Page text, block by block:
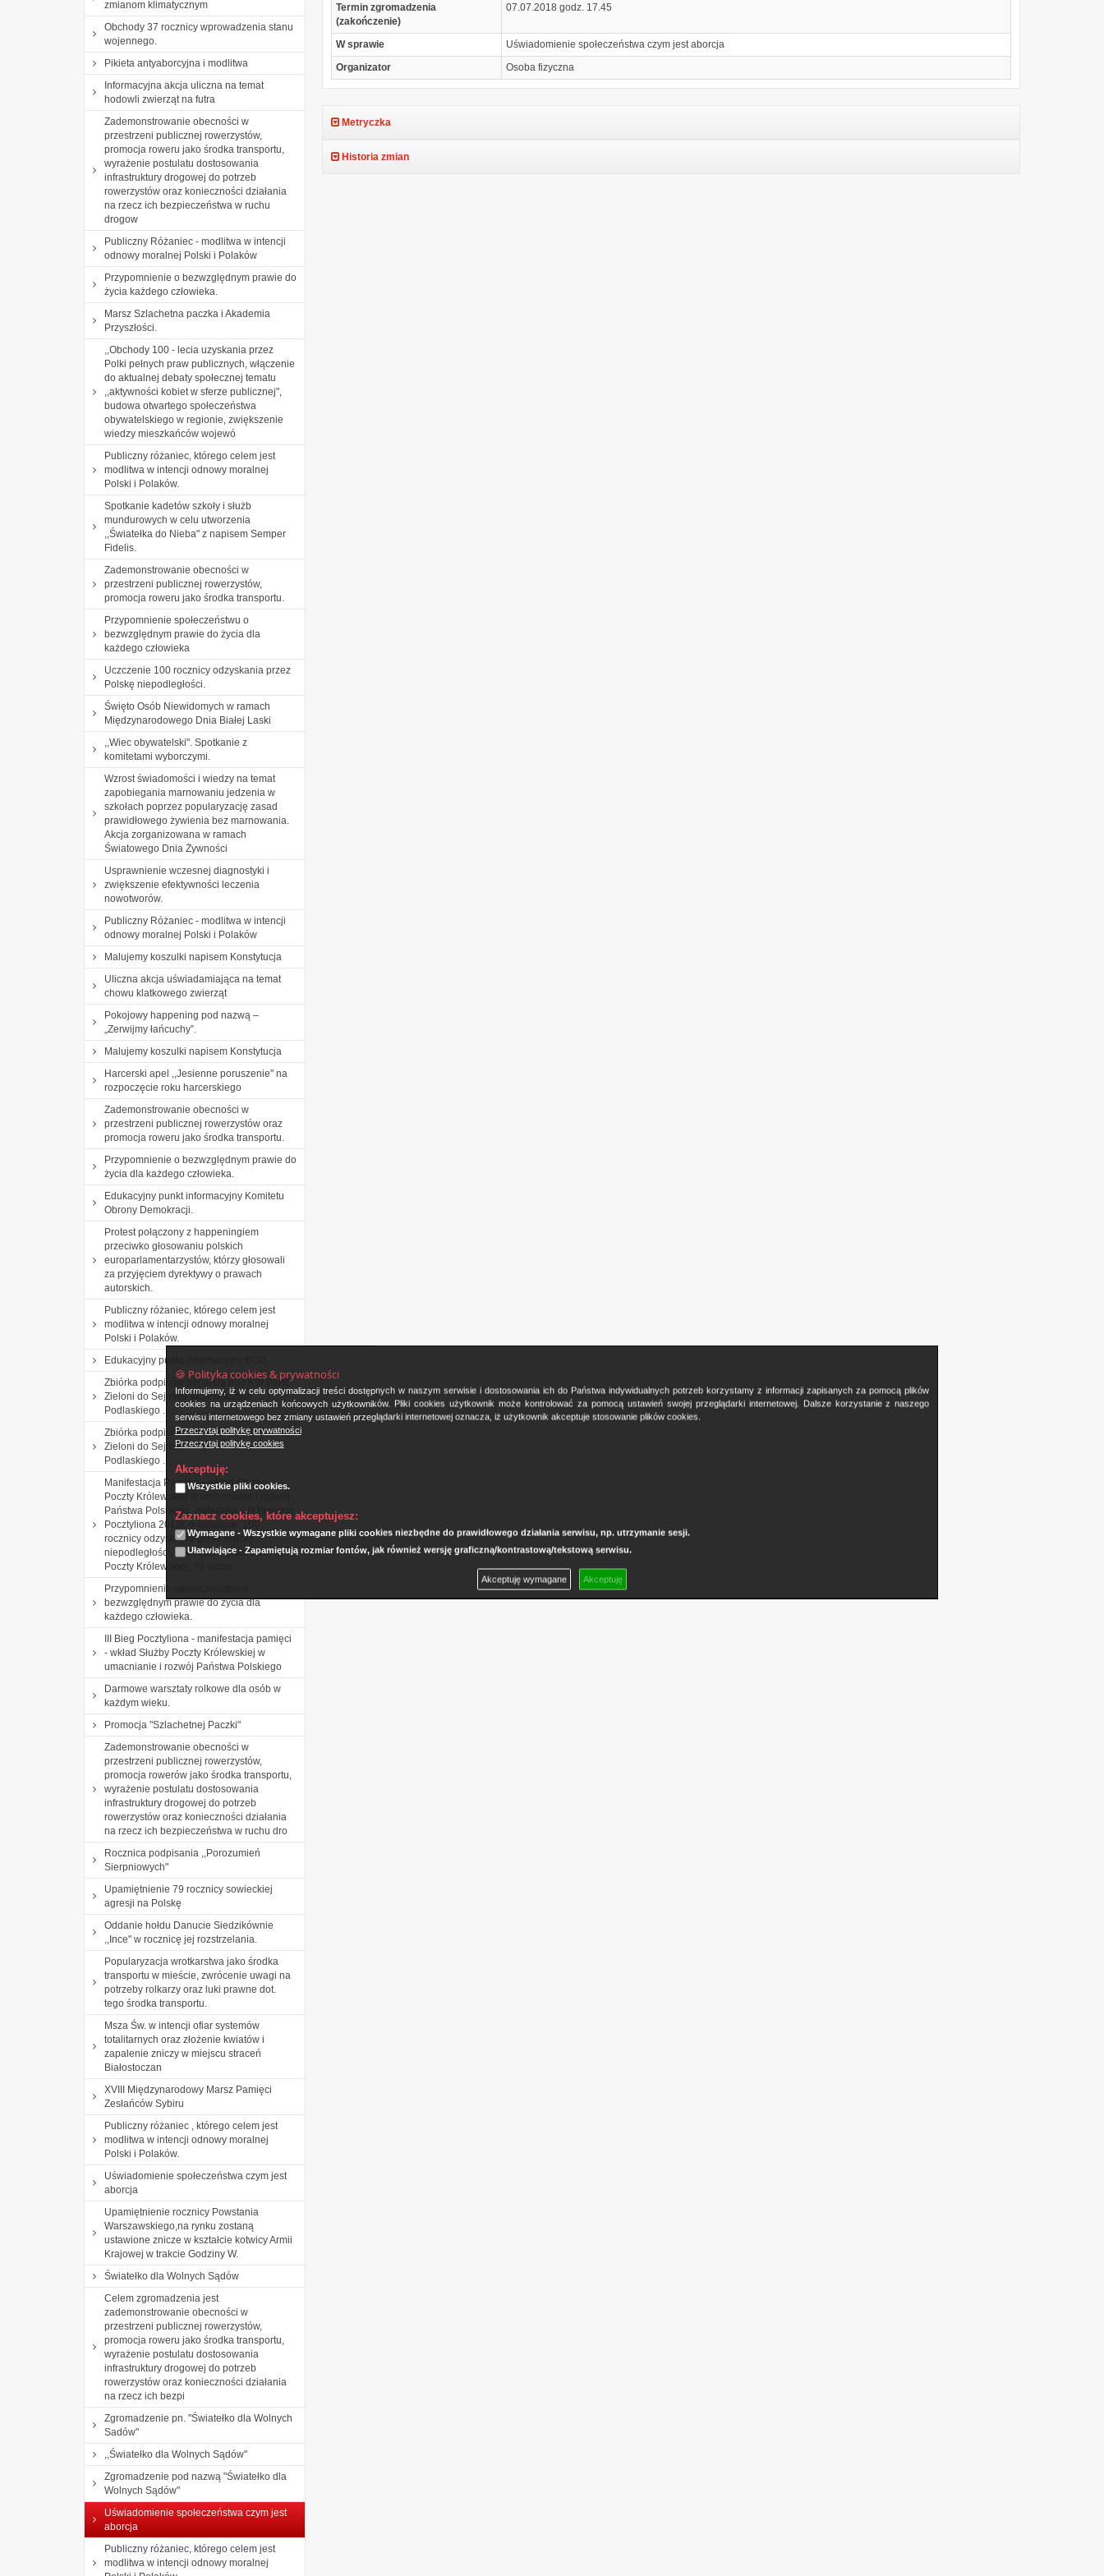
🍪 Polityka cookies & prywatności
Informujemy, iż w celu optymalizacji treści dostępnych w naszym serwisie i dostosowania ich do Państwa indywidualnych potrzeb korzystamy z informacji zapisanych za pomocą plików
cookies na urządzeniach końcowych użytkowników. Pliki cookies użytkownik może kontrolować za pomocą ustawień swojej przeglądarki internetowej. Dalsze korzystanie z naszego
serwisu internetowego bez zmiany ustawień przeglądarki internetowej oznacza, iż użytkownik akceptuje stosowanie plików cookies.
Przeczytaj politykę prywatności
Przeczytaj politykę cookies
Akceptuję:
Wszystkie pliki cookies.
Zaznacz cookies, które akceptujesz:
Wymagane - Wszystkie wymagane pliki cookies niezbędne do prawidłowego działania serwisu, np. utrzymanie sesji.
Ułatwiające - Zapamiętują rozmiar fontów, jak również wersję graficzną/kontrastową/tekstową serwisu.
Akceptuję wymagane Akceptuję
zmianom klimatycznym
Obchody 37 rocznicy wprowadzenia stanu
wojennego.
Pikieta antyaborcyjna i modlitwa
Informacyjna akcja uliczna na temat
hodowli zwierząt na futra
Zademonstrowanie obecności w
przestrzeni publicznej rowerzystów,
promocja roweru jako środka transportu,
wyrażenie postulatu dostosowania
infrastruktury drogowej do potrzeb
rowerzystów oraz konieczności działania
na rzecz ich bezpieczeństwa w ruchu
drogow
Publiczny Różaniec - modlitwa w intencji
odnowy moralnej Polski i Polaków
Przypomnienie o bezwzględnym prawie do
życia każdego człowieka.
Marsz Szlachetna paczka i Akademia
Przyszłości.
,,Obchody 100 - lecia uzyskania przez
Polki pełnych praw publicznych, włączenie
do aktualnej debaty społecznej tematu
,,aktywności kobiet w sferze publicznej",
budowa otwartego społeczeństwa
obywatelskiego w regionie, zwiększenie
wiedzy mieszkańców wojewó
Publiczny różaniec, którego celem jest
modlitwa w intencji odnowy moralnej
Polski i Polaków.
Spotkanie kadetów szkoły i służb
mundurowych w celu utworzenia
,,Światełka do Nieba" z napisem Semper
Fidelis.
Zademonstrowanie obecności w
przestrzeni publicznej rowerzystów,
promocja roweru jako środka transportu.
Przypomnienie społeczeństwu o
bezwzględnym prawie do życia dla
każdego człowieka
Uczczenie 100 rocznicy odzyskania przez
Polskę niepodległości.
Święto Osób Niewidomych w ramach
Międzynarodowego Dnia Białej Laski
,,Wiec obywatelski". Spotkanie z
komitetami wyborczymi.
Wzrost świadomości i wiedzy na temat
zapobiegania marnowaniu jedzenia w
szkołach poprzez popularyzację zasad
prawidłowego żywienia bez marnowania.
Akcja zorganizowana w ramach
Światowego Dnia Żywności
Usprawnienie wczesnej diagnostyki i
zwiększenie efektywności leczenia
nowotworów.
Publiczny Różaniec - modlitwa w intencji
odnowy moralnej Polski i Polaków
Malujemy koszulki napisem Konstytucja
Uliczna akcja uświadamiająca na temat
chowu klatkowego zwierząt
Pokojowy happening pod nazwą –
„Zerwijmy łańcuchy”.
Malujemy koszulki napisem Konstytucja
Harcerski apel ,,Jesienne poruszenie" na
rozpoczęcie roku harcerskiego
Zademonstrowanie obecności w
przestrzeni publicznej rowerzystów oraz
promocja roweru jako środka transportu.
Przypomnienie o bezwzględnym prawie do
życia dla każdego człowieka.
Edukacyjny punkt informacyjny Komitetu
Obrony Demokracji.
Protest połączony z happeningiem
przeciwko głosowaniu polskich
europarlamentarzystów, którzy głosowali
za przyjęciem dyrektywy o prawach
autorskich.
Publiczny różaniec, którego celem jest
modlitwa w intencji odnowy moralnej
Polski i Polaków.
Edukacyjny punkt informacyjny KOD.
Zbiórka podpisów poparcia pod KW Partii
Zieloni do Sejmiku Województwa
Podlaskiego .
Zbiórka podpisów poparcia pod KW Partii
Zieloni do Sejmiku Województwa
Podlaskiego .
Manifestacja Pamięci - wkład Służby
Poczty Królewskiej w umacnianie i rozwój
Państwa Polskiego, związana z III Biegiem
Pocztyliona 2018r. o tematyce: 100
rocznicy odzyskania przez Polskę
niepodległości, 460 rocznicy utworzenia
Poczty Królewskiej, 79 roczn
Przypomnienie społeczeństwu o
bezwzględnym prawie do życia dla
każdego człowieka.
III Bieg Pocztyliona - manifestacja pamięci
- wkład Służby Poczty Królewskiej w
umacnianie i rozwój Państwa Polskiego
Darmowe warsztaty rolkowe dla osób w
każdym wieku.
Promocja "Szlachetnej Paczki"
Zademonstrowanie obecności w
przestrzeni publicznej rowerzystów,
promocja rowerów jako środka transportu,
wyrażenie postulatu dostosowania
infrastruktury drogowej do potrzeb
rowerzystów oraz konieczności działania
na rzecz ich bezpieczeństwa w ruchu dro
Rocznica podpisania ,,Porozumień
Sierpniowych"
Upamiętnienie 79 rocznicy sowieckiej
agresji na Polskę
Oddanie hołdu Danucie Siedzikównie
,,Ince" w rocznicę jej rozstrzelania.
Popularyzacja wrotkarstwa jako środka
transportu w mieście, zwrócenie uwagi na
potrzeby rolkarzy oraz luki prawne dot.
tego środka transportu.
Msza Św. w intencji ofiar systemów
totalitarnych oraz złożenie kwiatów i
zapalenie zniczy w miejscu straceń
Białostoczan
XVIII Międzynarodowy Marsz Pamięci
Zesłańców Sybiru
Publiczny różaniec , którego celem jest
modlitwa w intencji odnowy moralnej
Polski i Polaków.
Uświadomienie społeczeństwa czym jest
aborcja
Upamiętnienie rocznicy Powstania
Warszawskiego,na rynku zostaną
ustawione znicze w kształcie kotwicy Armii
Krajowej w trakcie Godziny W.
Światełko dla Wolnych Sądów
Celem zgromadzenia jest
zademonstrowanie obecności w
przestrzeni publicznej rowerzystów,
promocja roweru jako środka transportu,
wyrażenie postulatu dostosowania
infrastruktury drogowej do potrzeb
rowerzystów oraz konieczności działania
na rzecz ich bezpi
Zgromadzenie pn. "Światełko dla Wolnych
Sadów"
,,Światełko dla Wolnych Sądów"
Zgromadzenie pod nazwą "Światełko dla
Wolnych Sądów"
Uświadomienie społeczeństwa czym jest
aborcja
Publiczny różaniec, którego celem jest
modlitwa w intencji odnowy moralnej
Termin zgromadzenia
(zakończenie)
07.07.2018 godz. 17.45
W sprawie
Uświadomienie społeczeństwa czym jest aborcja
Organizator
Osoba fizyczna
Metryczka
Historia zmian